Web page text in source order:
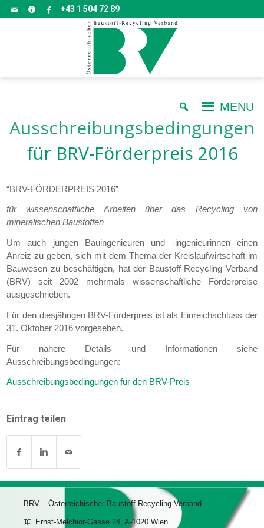
+43 1 504 72 89
MENU
Ausschreibungsbedingungen
für BRV-Förderpreis 2016
“BRV-FÖRDERPREIS 2016”
für wissenschaftliche Arbeiten über das Recycling von
mineralischen Baustoffen
Um auch jungen Bauingenieuren und -ingenieurinnen einen
Anreiz zu geben, sich mit dem Thema der Kreislaufwirtschaft im
Bauwesen zu beschäftigen, hat der Baustoff-Recycling Verband
(BRV) seit 2002 mehrmals wissenschaftliche Förderpreise
ausgeschrieben.
Für den diesjährigen BRV-Förderpreis ist als Einreichschluss der
31. Oktober 2016 vorgesehen.
Für nähere Details und Informationen siehe
Ausschreibungsbedingungen:
Ausschreibungsbedingungen für den BRV-Preis
Eintrag teilen
BRV – Österreichischer Baustoff-Recycling Verband
Ernst-Melchior-Gasse 24, A-1020 Wien